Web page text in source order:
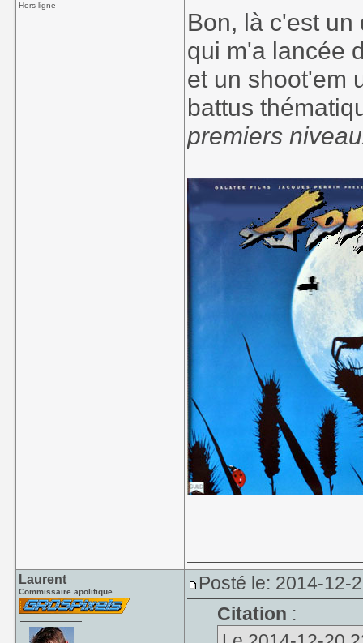
Hors ligne
Bon, là c'est
qui m'a lancée
et un shoot'em
battus
premiers
Laurent
Commissaire apolitique
Posté le: 2014-12-
Citation :